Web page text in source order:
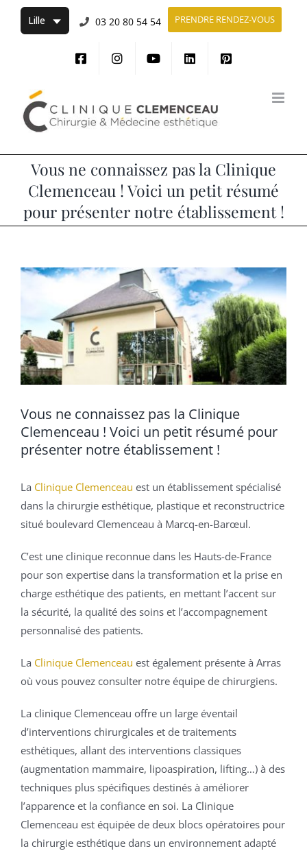
Passer
03 20 80 54 54 PRENDRE RENDEZ-VOUS
Vous ne connaissez pas la Clinique
Clemenceau ! Voici un petit résumé
pour présenter notre établissement !
Vous ne connaissez pas la Clinique
Clemenceau ! Voici un petit résumé pour
présenter notre établissement !
La Clinique Clemenceau est un établissement spécialisé
dans la chirurgie esthétique, plastique et reconstructrice
situé boulevard Clemenceau à Marcq-en-Barœul.
C’est une clinique reconnue dans les Hauts-de-France
pour son expertise dans la transformation et la prise en
charge esthétique des patients, en mettant l’accent sur
la sécurité, la qualité des soins et l’accompagnement
personnalisé des patients.
La Clinique Clemenceau est également présente à Arras
où vous pouvez consulter notre équipe de chirurgiens.
La clinique Clemenceau offre un large éventail
d’interventions chirurgicales et de traitements
esthétiques, allant des interventions classiques
(augmentation mammaire, lipoaspiration, lifting…) à des
techniques plus spécifiques destinés à améliorer
l’apparence et la confiance en soi. La Clinique
Clemenceau est équipée de deux blocs opératoires pour
la chirurgie esthétique dans un environnement adapté